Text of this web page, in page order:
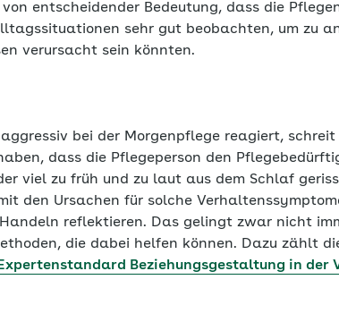
entscheidender Bedeutung, dass die
sehr gut beobachten, um zu
verursacht sein könnten.
bei der Morgenpflege reagiert,
dass die Pflegeperson den
viel zu früh und zu laut aus dem Schlaf
den Ursachen für solche
reflektieren. Das gelingt zwar nicht
die dabei helfen können. Dazu zählt
Expertenstandard Beziehungsgestaltung in der